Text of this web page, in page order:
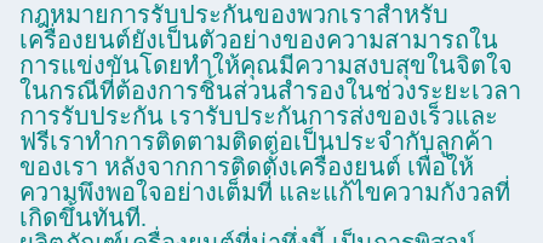
กฎหมายการรับประกันของพวกเราสําหรับ
เครื่องยนต์ยังเป็นตัวอย่างของความสามารถใน
การแข่งขันโดยทําให้คุณมีความสงบสุขในจิตใจ
ในกรณีที่ต้องการชิ้นส่วนสํารองในช่วงระยะเวลา
การรับประกัน เรารับประกันการส่งของเร็วและ
ฟรีเราทําการติดตามติดต่อเป็นประจํากับลูกค้า
ของเรา หลังจากการติดตั้งเครื่องยนต์ เพื่อให้
ความพึงพอใจอย่างเต็มที่ และแก้ไขความกังวลที่
เกิดขึ้นทันที.